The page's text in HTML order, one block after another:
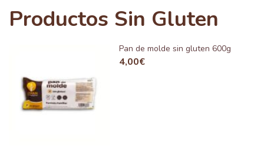
Productos Sin Gluten
Pan de molde sin gluten 600g
4,00€